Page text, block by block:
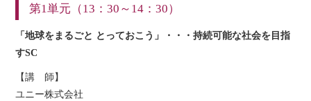
第1単元（13：30～14：30）
「地球をまるごと とっておこう」・・・持続可能な社会を目指
すSC
【講 師】
ユニー株式会社